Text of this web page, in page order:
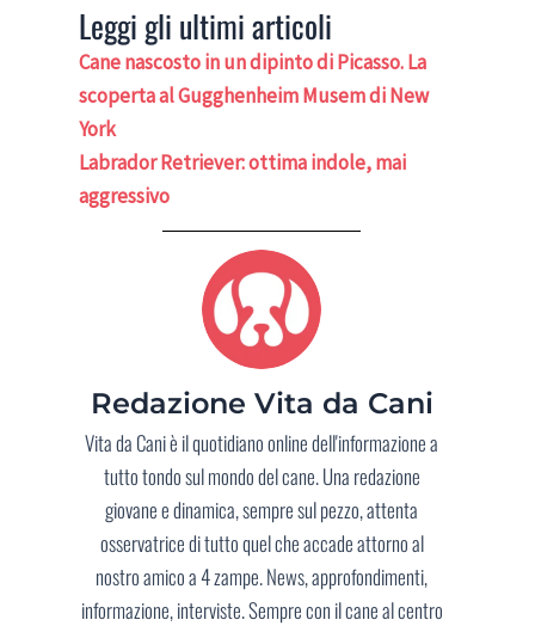
Leggi gli ultimi articoli
Cane nascosto in un dipinto di Picasso. La
scoperta al Gugghenheim Musem di New
York
Labrador Retriever: ottima indole, mai
aggressivo
Redazione Vita da Cani
Vita da Cani è il quotidiano online dell'informazione a
tutto tondo sul mondo del cane. Una redazione
giovane e dinamica, sempre sul pezzo, attenta
osservatrice di tutto quel che accade attorno al
nostro amico a 4 zampe. News, approfondimenti,
informazione, interviste. Sempre con il cane al centro